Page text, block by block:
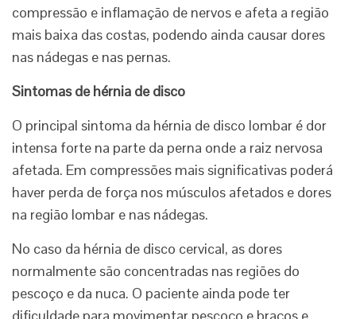
compressão e inflamação de nervos e afeta a região
mais baixa das costas, podendo ainda causar dores
nas nádegas e nas pernas.
Sintomas de hérnia de disco
O principal sintoma da hérnia de disco lombar é dor
intensa forte na parte da perna onde a raiz nervosa
afetada. Em compressões mais significativas poderá
haver perda de força nos músculos afetados e dores
na região lombar e nas nádegas.
No caso da hérnia de disco cervical, as dores
normalmente são concentradas nas regiões do
pescoço e da nuca. O paciente ainda pode ter